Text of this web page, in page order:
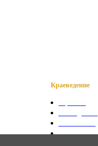
Краеведение
Святые места